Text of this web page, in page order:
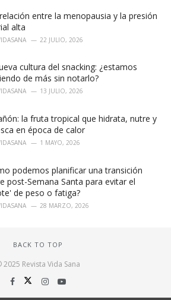
entre la menopausia y la presión
alta
22 JULIO, 2026
cultura del snacking: ¿estamos
de más sin notarlo?
13 JULIO, 2026
la fruta tropical que hidrata, nutre y
en época de calor
1 MAYO, 2026
podemos planificar una transición
post-Semana Santa para evitar el
de peso o fatiga?
28 MARZO, 2026
BACK TO TOP
2025 Revista Vida Sana